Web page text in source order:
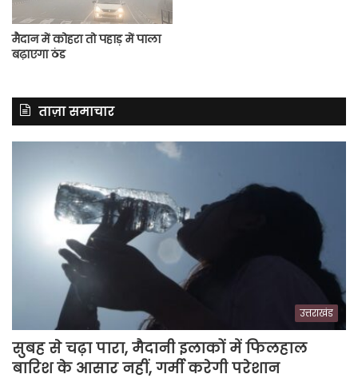
मैदान में कोहरा तो पहाड़ में पाला
बढ़ाएगा ठंड
ताज़ा समाचार
उत्तराखंड
सुबह से चढ़ा पारा, मैदानी इलाकों में फिलहाल
बारिश के आसार नहीं, गर्मी करेगी परेशान